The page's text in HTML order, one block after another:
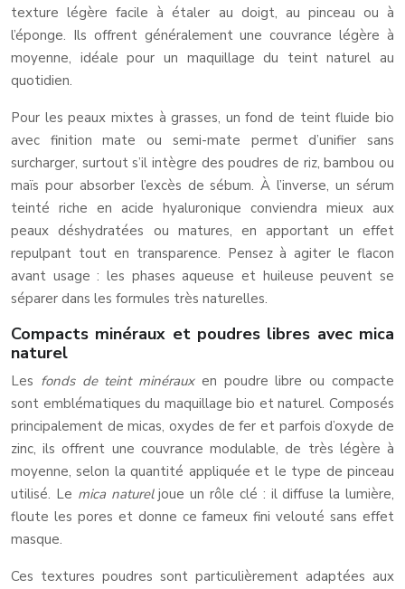
texture légère facile à étaler au doigt, au pinceau ou à
l’éponge. Ils offrent généralement une couvrance légère à
moyenne, idéale pour un maquillage du teint naturel au
quotidien.
Pour les peaux mixtes à grasses, un fond de teint fluide bio
avec finition mate ou semi-mate permet d’unifier sans
surcharger, surtout s’il intègre des poudres de riz, bambou ou
maïs pour absorber l’excès de sébum. À l’inverse, un sérum
teinté riche en acide hyaluronique conviendra mieux aux
peaux déshydratées ou matures, en apportant un effet
repulpant tout en transparence. Pensez à agiter le flacon
avant usage : les phases aqueuse et huileuse peuvent se
séparer dans les formules très naturelles.
Compacts minéraux et poudres libres avec mica
naturel
Les fonds de teint minérauxen poudre libre ou compacte
sont emblématiques du maquillage bio et naturel. Composés
principalement de micas, oxydes de fer et parfois d’oxyde de
zinc, ils offrent une couvrance modulable, de très légère à
moyenne, selon la quantité appliquée et le type de pinceau
utilisé. Le mica natureljoue un rôle clé : il diffuse la lumière,
floute les pores et donne ce fameux fini velouté sans effet
masque.
Ces textures poudres sont particulièrement adaptées aux